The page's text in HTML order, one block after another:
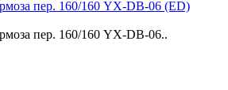
пер. 160/160 YX-DB-06 (ED)
пер. 160/160 YX-DB-06..